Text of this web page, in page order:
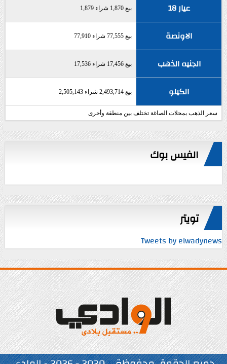
عيار 18 بيع 1,870 شراء 1,879
الاونصة بيع 77,555 شراء 77,910
الجنيه الذهب بيع 17,456 شراء 17,536
الكيلو بيع 2,493,714 شراء 2,505,143
سعر الذهب بمحلات الصاغة تختلف بين منطقة وأخرى
الفيس بوك
تويتر
Tweets by elwadynews